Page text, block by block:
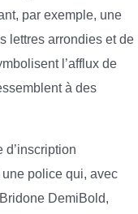
par exemple, une
lettres arrondies et de
l’afflux de
à des
police qui, avec
DemiBold,